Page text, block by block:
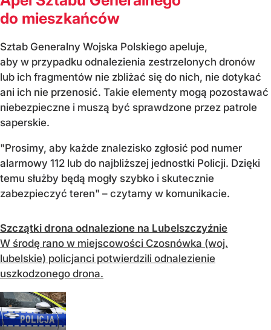
do mieszkańców
Sztab Generalny Wojska Polskiego apeluje,
aby w przypadku odnalezienia zestrzelonych dronów
lub ich fragmentów nie zbliżać się do nich, nie dotykać
ani ich nie przenosić. Takie elementy mogą pozostawać
niebezpieczne i muszą być sprawdzone przez patrole
saperskie.
"Prosimy, aby każde znalezisko zgłosić pod numer
alarmowy 112 lub do najbliższej jednostki Policji. Dzięki
temu służby będą mogły szybko i skutecznie
zabezpieczyć teren" – czytamy w komunikacie.
Szczątki drona odnalezione na Lubelszczyźnie
W środę rano w miejscowości Czosnówka (woj.
lubelskie) policjanci potwierdzili odnalezienie
uszkodzonego drona.